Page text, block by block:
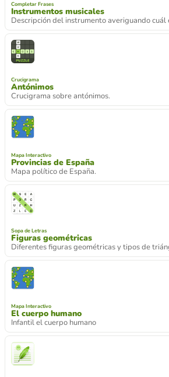
Completar Frases
Instrumentos musicales
Descripción del instrumento averiguando cuál
Crucigrama
Antónimos
Crucigrama sobre antónimos.
Mapa Interactivo
Provincias de España
Mapa político de España.
Sopa de Letras
Figuras geométricas
Diferentes figuras geométricas y tipos de
Mapa Interactivo
El cuerpo humano
Infantil el cuerpo humano